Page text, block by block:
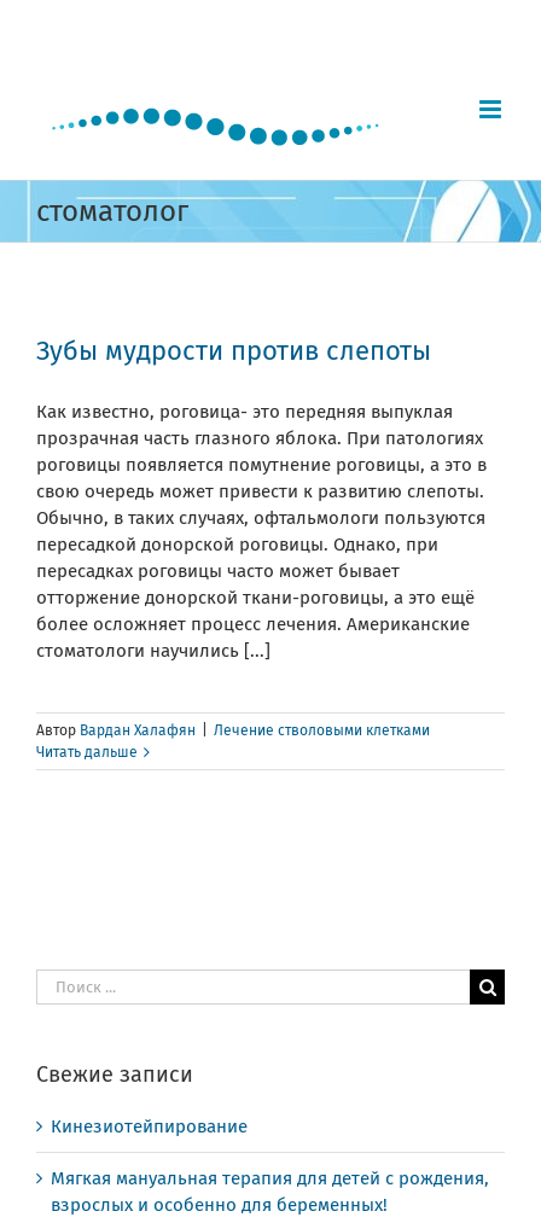
стоматолог
Зубы мудрости против слепоты
Как известно, роговица- это передняя выпуклая
прозрачная часть глазного яблока. При патологиях
роговицы появляется помутнение роговицы, а это в
свою очередь может привести к развитию слепоты.
Обычно, в таких случаях, офтальмологи пользуются
пересадкой донорской роговицы. Однако, при
пересадках роговицы часто может бывает
отторжение донорской ткани-роговицы, а это ещё
более осложняет процесс лечения. Американские
стоматологи научились [...]
Автор Вардан Халафян
Лечение стволовыми клетками
Читать дальше
Результат
поиска:
Свежие записи
Кинезиотейпирование
Мягкая мануальная терапия для детей с рождения,
взрослых и особенно для беременных!